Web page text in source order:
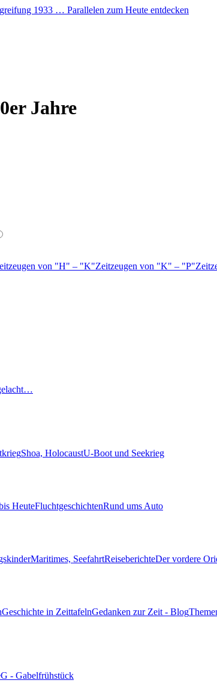
1933 … Parallelen zum Heute entdecken
von H – K Zeitzeugen von K – P
Shoa, HolocaustU-Boot und Seekrieg
HeuteFluchtgeschichtenRund ums Auto
Maritimes, SeefahrtReiseberichteDer vordere
Geschichte in ZeittafelnGedanken zur Zeit - Blog
G - Gabelfrühstück
Jahre